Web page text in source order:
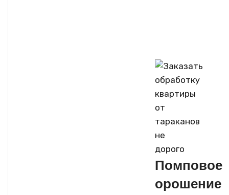
Помповое
орошение